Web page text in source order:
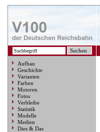
Aufbau
Geschichte
Varianten
Farben
Motoren
Fotos
Verbleibe
Statistik
Modelle
Medien
Dies & Das